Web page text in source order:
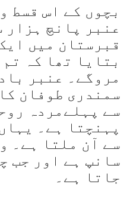
بچوں کے اس قسط
عنبر پانچ ہزار
قبرستان میں
بتایا تھا کہ
مروگے۔ عنبر
سمندری طوفان
سے پہلےمردہ
پہنچتا ہے۔
سے آن ملتا ہے۔
سانپ ہے اور جب
جاتا ہے۔